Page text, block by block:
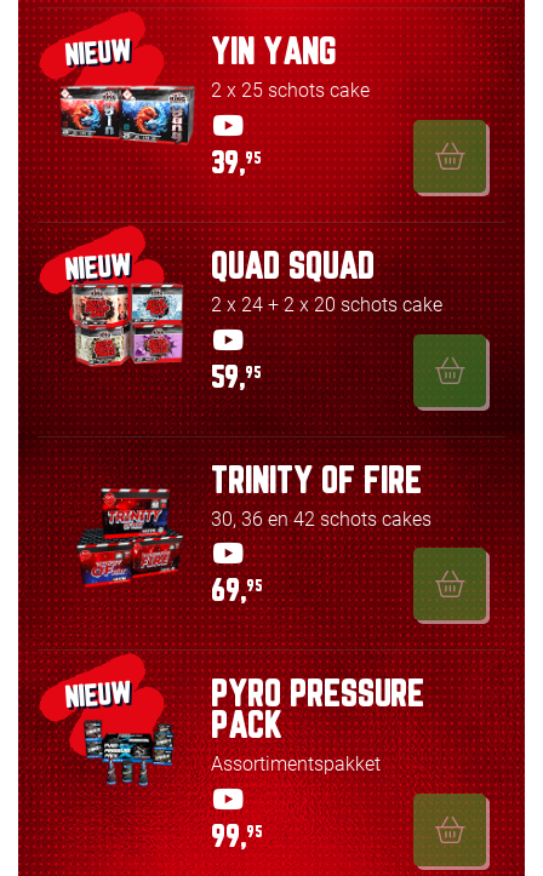
NIEUW YIN YANG
2 x 25 schots cake
39,95
NIEUW QUAD SQUAD
2 x 24 + 2 x 20 schots cake
59,95
TRINITY OF FIRE
30, 36 en 42 schots cakes
69,95
NIEUW
PYRO PRESSURE
PACK
Assortimentspakket
99,95